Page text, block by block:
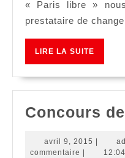
« Paris libre »
prestataire de
LIRE LA SUITE
Concours
avril 9, 2015 avril
|
commentaire |